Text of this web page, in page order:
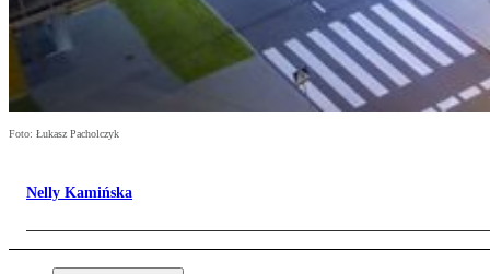
Foto: Łukasz Pacholczyk
Nelly Kamińska